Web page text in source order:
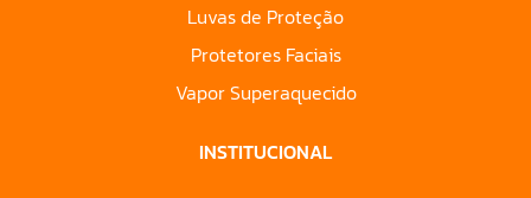
Luvas de Proteção
Protetores Faciais
Vapor Superaquecido
INSTITUCIONAL